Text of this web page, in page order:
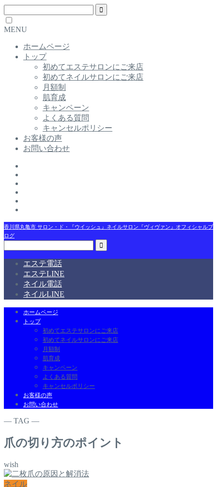
MENU
ホームページ
トップ
初めてエステサロンにご来店
初めてネイルサロンにご来店
月額制
肌育成
キャンペーン
よくある質問
キャンセルポリシー
お客様の声
お問い合わせ
香川県丸亀市 サロン・ド・『ウイッシュ』ネイルサロン『ヴィヴァン』オフィシャルブ
ログ
エステ電話
エステLINE
ネイル電話
ネイルLINE
ホームページ
トップ
初めてエステサロンにご来店
初めてネイルサロンにご来店
月額制
肌育成
キャンペーン
よくある質問
キャンセルポリシー
お客様の声
お問い合わせ
― TAG ―
爪の切り方のポイント
wish
ネイル